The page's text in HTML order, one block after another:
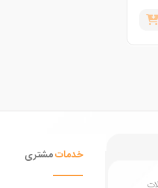
خدماتمشتری